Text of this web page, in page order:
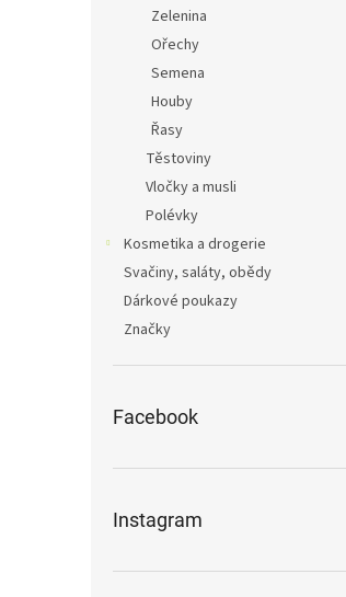
Zelenina
Ořechy
Semena
Houby
Řasy
Těstoviny
Vločky a musli
Polévky
Kosmetika a drogerie
Svačiny, saláty, obědy
Dárkové poukazy
Značky
Facebook
Instagram